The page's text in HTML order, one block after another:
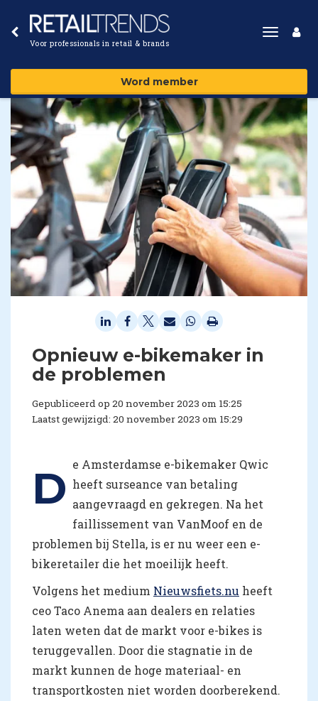
Voor professionals in retail & brands
Toggle
Word member
Opnieuw e-bikemaker in
de problemen
Gepubliceerd op 20 november 2023 om 15:25
Laatst gewijzigd: 20 november 2023 om 15:29
D e Amsterdamse e-bikemaker Qwic
heeft surseance van betaling
aangevraagd en gekregen. Na het
faillissement van VanMoof en de
problemen bij Stella, is er nu weer een e-
bikeretailer die het moeilijk heeft.
Volgens het medium Nieuwsfiets.nu heeft
ceo Taco Anema aan dealers en relaties
laten weten dat de markt voor e-bikes is
teruggevallen. Door die stagnatie in de
markt kunnen de hoge materiaal- en
transportkosten niet worden doorberekend.